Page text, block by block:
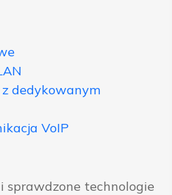
dedykowanym
VoIP
sprawdzone technologie